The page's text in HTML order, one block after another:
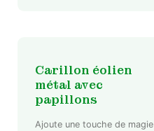
Carillon éolien
métal avec
papillons
Ajoute une touche de magie